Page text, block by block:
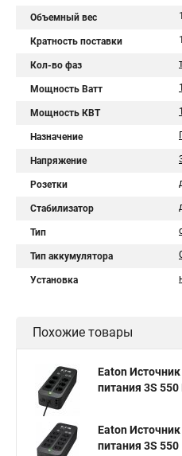
Объемный вес
Кратность поставки 1
Кол-во фаз
Мощность Ватт
Мощность КВТ
Назначение
Напряжение
Розетки
Стабилизатор
Тип
Тип аккумулятора
Установка
Похожие товары
Eaton
питания 3S 550
Eaton
питания 3S 550